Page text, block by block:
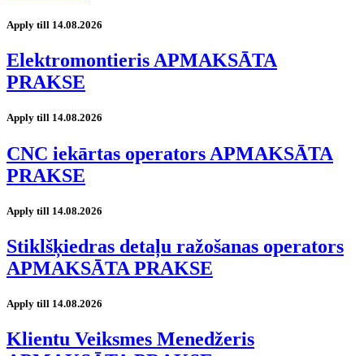
Apply till 14.08.2026
Elektromontieris APMAKSĀTA
PRAKSE
Apply till 14.08.2026
CNC iekārtas operators APMAKSĀTA
PRAKSE
Apply till 14.08.2026
Stiklšķiedras detaļu ražošanas operators
APMAKSĀTA PRAKSE
Apply till 14.08.2026
Klientu Veiksmes Menedžeris